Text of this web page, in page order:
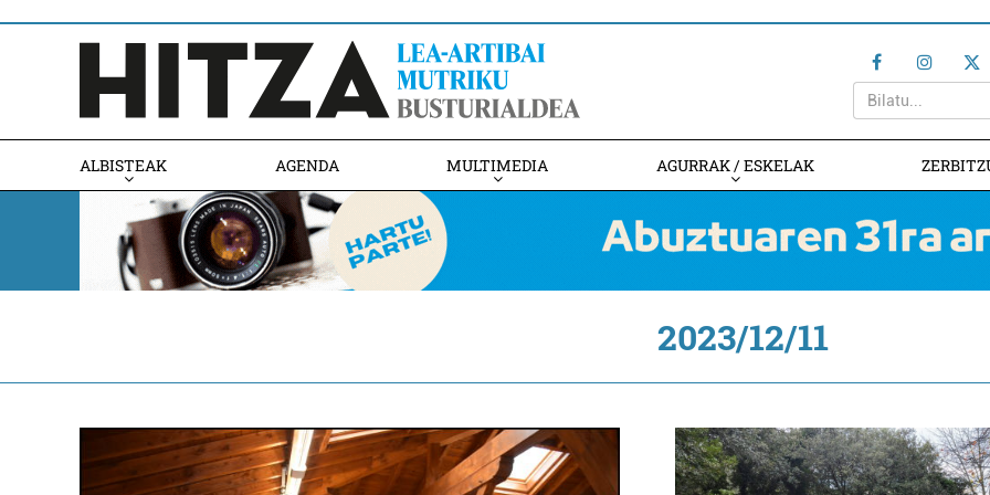
ALBISTEAK AGENDA MULTIMEDIA AGURRAK / ESKELAK
2023/12/11